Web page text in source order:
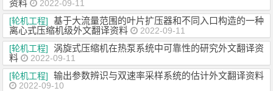
资料
2022-09-11
[轮机工程]
基于大流量范围的叶片扩压器和不同入口构造的一种
离心式压缩机级外文翻译资料
2022-09-11
[轮机工程]
涡旋式压缩机在热泵系统中可靠性的研究外文翻译资
料
2022-09-11
[轮机工程]
输出参数辨识与双速率采样系统的估计外文翻译资料
2022-09-10